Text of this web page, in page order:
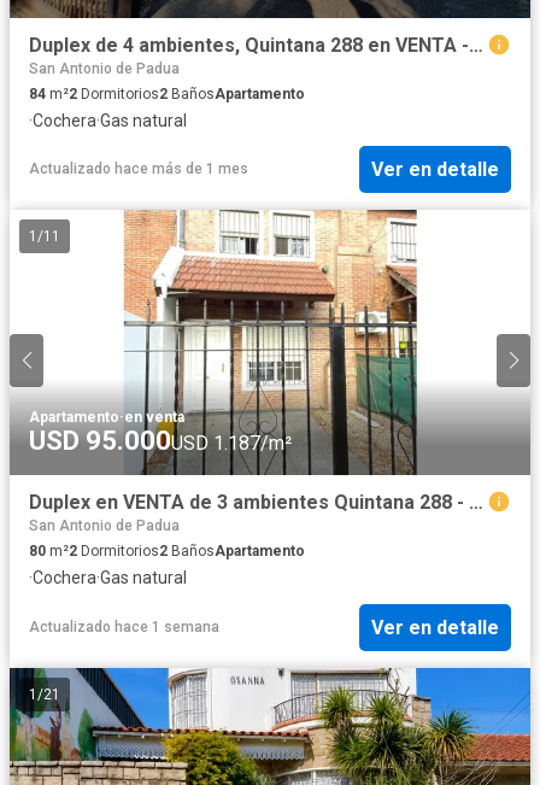
Duplex de 4 ambientes, Quintana 288 en VENTA - San Antonio De Padua
San Antonio de Padua
84 m²2 Dormitorios2 BañosApartamento
·Cochera·Gas natural
Actualizado hace más de 1 mes Ver en detalle
1 /11
Apartamento·en venta
USD 95.000USD 1.187/m²
Duplex en VENTA de 3 ambientes Quintana 288 - San Antonio De Padua
San Antonio de Padua
80 m²2 Dormitorios2 BañosApartamento
·Cochera·Gas natural
Actualizado hace 1 semana Ver en detalle
1 /21